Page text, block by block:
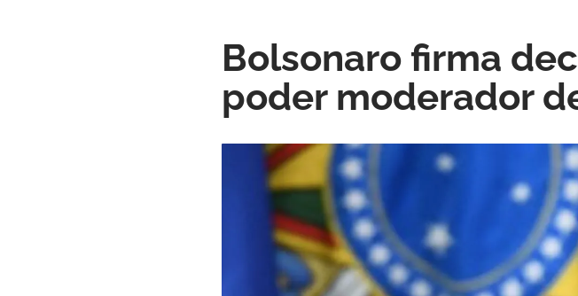
Bolsonaro firma
poder moderador